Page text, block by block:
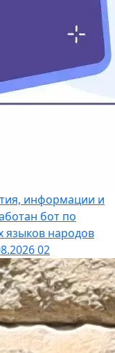
информации и
бот по
языков народов
02